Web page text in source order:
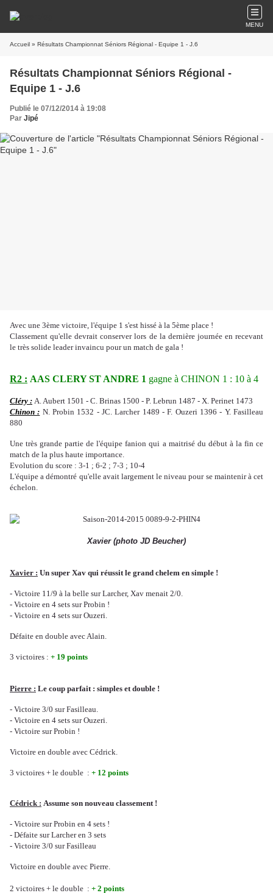
MENU
Accueil » Résultats Championnat Séniors Régional - Equipe 1 - J.6
Résultats Championnat Séniors Régional -
Equipe 1 - J.6
Publié le 07/12/2014 à 19:08
Par Jipé
Avec une 3ème victoire, l'équipe 1 s'est hissé à la 5ème place !
Classement qu'elle devrait conserver lors de la dernière journée en recevant
le très solide leader invaincu pour un match de gala !
R2 : AAS CLERY ST ANDRE 1 gagne à CHINON 1 : 10 à 4
Cléry : A. Aubert 1501 - C. Brinas 1500 - P. Lebrun 1487 - X. Perinet 1473
Chinon : N. Probin 1532 - JC. Larcher 1489 - F. Ouzeri 1396 - Y. Fasilleau
880
Une très grande partie de l'équipe fanion qui a maitrisé du début à la fin ce
match de la plus haute importance.
Evolution du score : 3-1 ; 6-2 ; 7-3 ; 10-4
L'équipe a démontré qu'elle avait largement le niveau pour se maintenir à cet
échelon.
Xavier (photo JD Beucher)
Xavier : Un super Xav qui réussit le grand chelem en simple !
- Victoire 11/9 à la belle sur Larcher, Xav menait 2/0.
- Victoire en 4 sets sur Probin !
- Victoire en 4 sets sur Ouzeri.
Défaite en double avec Alain.
3 victoires : + 19 points
Pierre : Le coup parfait : simples et double !
- Victoire 3/0 sur Fasilleau.
- Victoire en 4 sets sur Ouzeri.
- Victoire sur Probin !
Victoire en double avec Cédrick.
3 victoires + le double : + 12 points
Cédrick : Assume son nouveau classement !
- Victoire sur Probin en 4 sets !
- Défaite sur Larcher en 3 sets
- Victoire 3/0 sur Fasilleau
Victoire en double avec Pierre.
2 victoires + le double : + 2 points